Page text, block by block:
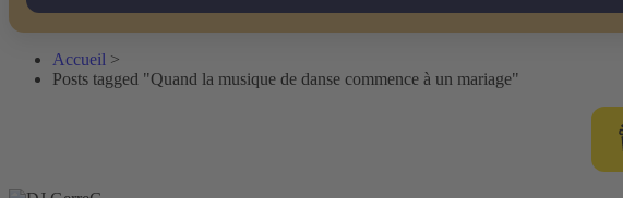
Accueil >
Posts tagged "Quand la musique de danse commence à un mariage"